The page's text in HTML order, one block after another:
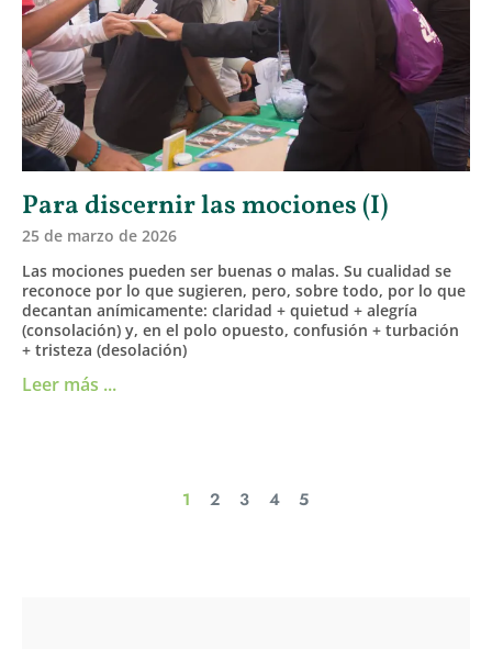
Para discernir las mociones (I)
25 de marzo de 2026
Las mociones pueden ser buenas o malas. Su cualidad se
reconoce por lo que sugieren, pero, sobre todo, por lo que
decantan anímicamente: claridad + quietud + alegría
(consolación) y, en el polo opuesto, confusión + turbación
+ tristeza (desolación)
Leer más ...
1 2 3 4 5